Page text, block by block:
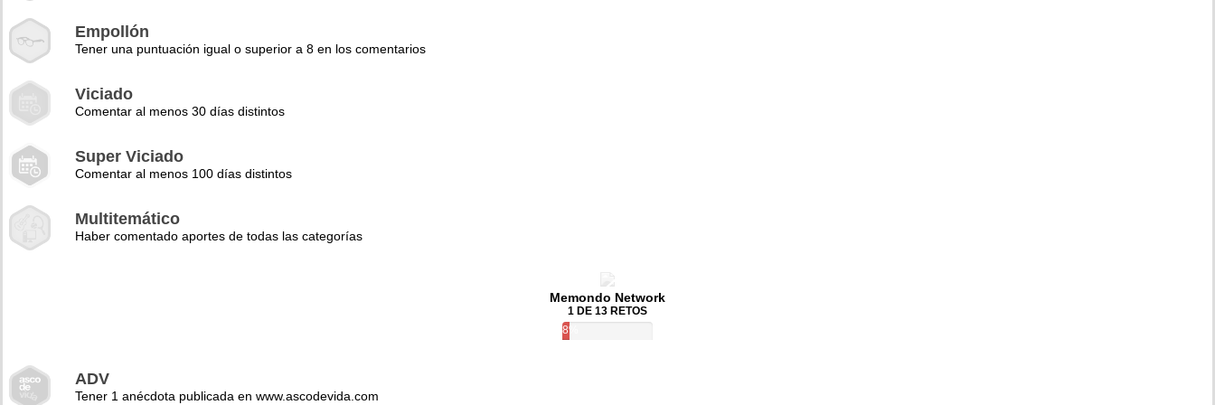
Empollón
Tener una puntuación igual o superior a 8 en los comentarios
Viciado
Comentar al menos 30 días distintos
Super Viciado
Comentar al menos 100 días distintos
Multitemático
Haber comentado aportes de todas las categorías
Memondo Network
1 DE 13 RETOS
8%
ADV
Tener 1 anécdota publicada en www.ascodevida.com